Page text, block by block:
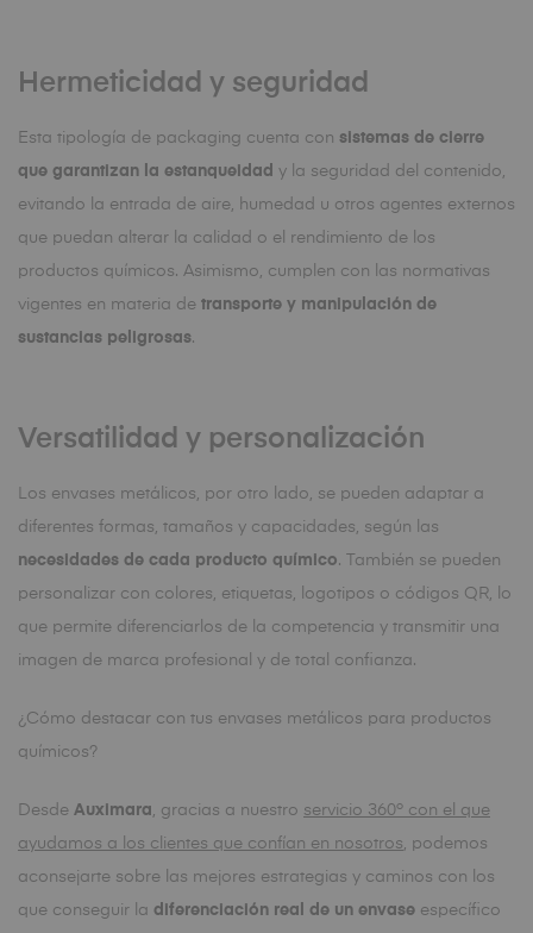
Hermeticidad y seguridad
Esta tipología de packaging cuenta con sistemas de cierre
que garantizan la estanqueidad y la seguridad del contenido,
evitando la entrada de aire, humedad u otros agentes externos
que puedan alterar la calidad o el rendimiento de los
productos químicos. Asimismo, cumplen con las normativas
vigentes en materia de transporte y manipulación de
sustancias peligrosas.
Versatilidad y personalización
Los envases metálicos, por otro lado, se pueden adaptar a
diferentes formas, tamaños y capacidades, según las
necesidades de cada producto químico. También se pueden
personalizar con colores, etiquetas, logotipos o códigos QR, lo
que permite diferenciarlos de la competencia y transmitir una
imagen de marca profesional y de total confianza.
¿Cómo destacar con tus envases metálicos para productos
químicos?
Desde Auximara, gracias a nuestro servicio 360º con el que
ayudamos a los clientes que confían en nosotros, podemos
aconsejarte sobre las mejores estrategias y caminos con los
que conseguir la diferenciación real de un envase específico